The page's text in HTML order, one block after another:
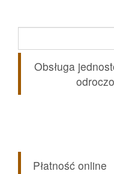
Obsługa
Płatność online